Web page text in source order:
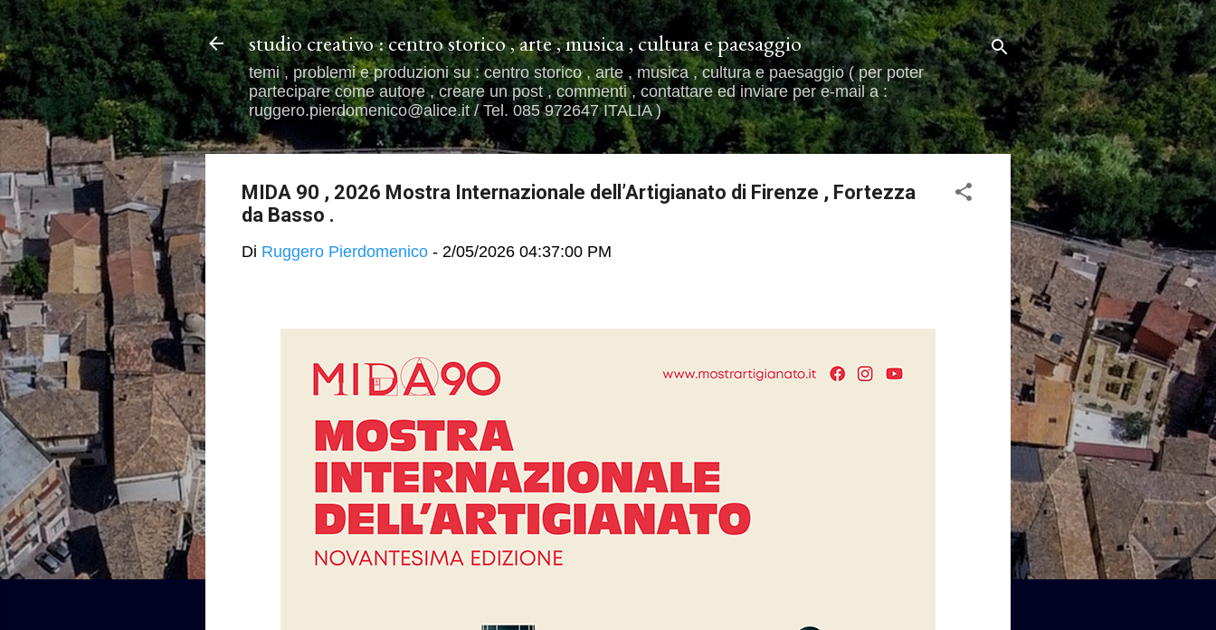
Passa ai contenuti principali
studio creativo : centro storico , arte , musica , cultura e paesaggio
temi , problemi e produzioni su : centro storico , arte , musica , cultura e paesaggio ( per poter
partecipare come autore , creare un post , commenti , contattare ed inviare per e-mail a :
ruggero.pierdomenico@alice.it / Tel. 085 972647 ITALIA )
MIDA 90 , 2026 Mostra Internazionale dell’Artigianato di Firenze , Fortezza
da Basso .
Di Ruggero Pierdomenico - 2/05/2026 04:37:00 PM